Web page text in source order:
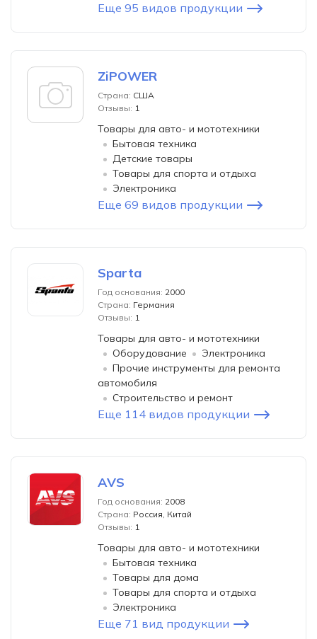
Еще 95 видов продукции
ZiPOWER
Страна: США
Отзывы: 1
Товары для авто- и мототехники
Бытовая техника
Детские товары
Товары для спорта и отдыха
Электроника
Еще 69 видов продукции
Sparta
Год основания: 2000
Страна: Германия
Отзывы: 1
Товары для авто- и мототехники
Оборудование
Электроника
Прочие инструменты для ремонта
автомобиля
Строительство и ремонт
Еще 114 видов продукции
AVS
Год основания: 2008
Страна: Россия, Китай
Отзывы: 1
Товары для авто- и мототехники
Бытовая техника
Товары для дома
Товары для спорта и отдыха
Электроника
Еще 71 вид продукции